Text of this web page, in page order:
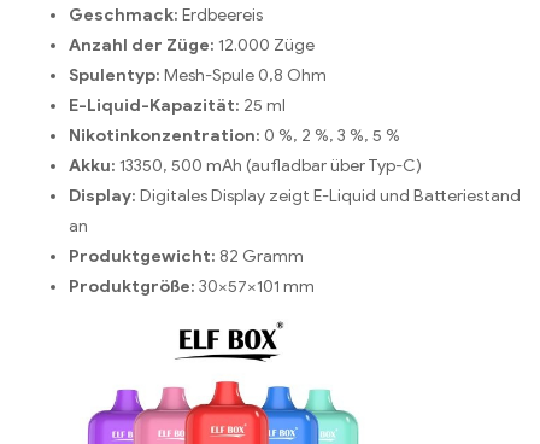
Geschmack: Erdbeereis
Anzahl der Züge: 12.000 Züge
Spulentyp: Mesh-Spule 0,8 Ohm
E-Liquid-Kapazität: 25 ml
Nikotinkonzentration: 0 %, 2 %, 3 %, 5 %
Akku: 13350, 500 mAh (aufladbar über Typ-C)
Display: Digitales Display zeigt E-Liquid und Batteriestand
an
Produktgewicht: 82 Gramm
Produktgröße: 30×57×101 mm